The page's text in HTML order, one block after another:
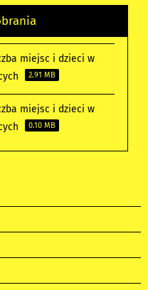
miejsc i dzieci w
2.91 MB
miejsc i dzieci w
0.10 MB